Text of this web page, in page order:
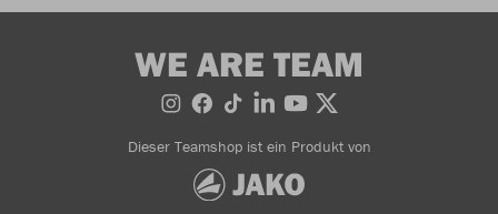
WE ARE TEAM
Dieser Teamshop ist ein Produkt von